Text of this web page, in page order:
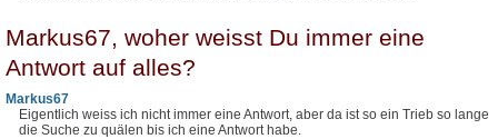
Markus67, woher weisst Du immer eine
Antwort auf alles?
Markus67
Eigentlich weiss ich nicht immer eine Antwort, aber da ist so ein Trieb so lange
die Suche zu quälen bis ich eine Antwort habe.